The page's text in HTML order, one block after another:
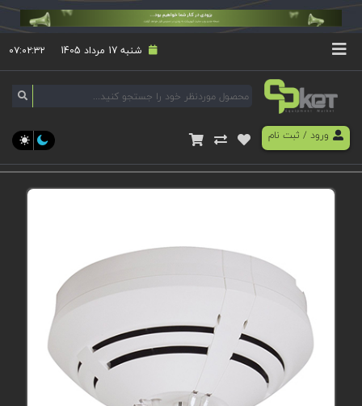
شنبه 17 مرداد 1405 ۰۷:۰۲:۳۳
ورود/ ثبت نام